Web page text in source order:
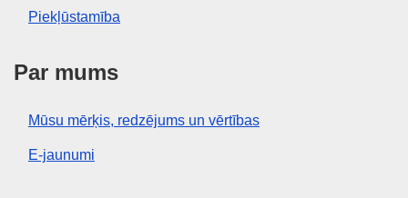
Piekļūstamība
Par mums
Mūsu mērķis, redzējums un vērtības
E-jaunumi